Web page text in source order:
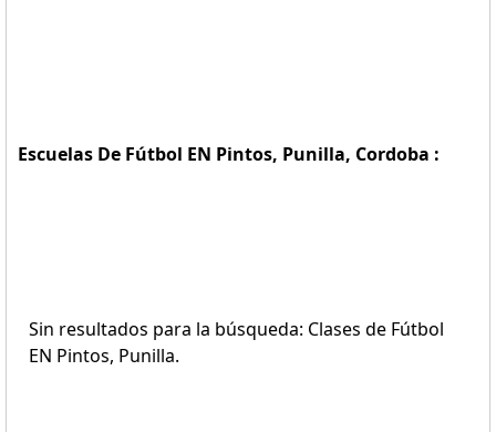
Escuelas De Fútbol EN Pintos, Punilla, Cordoba :
Sin resultados para la búsqueda: Clases de Fútbol
EN Pintos, Punilla.